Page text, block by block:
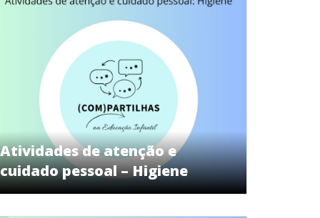
Atividades de atenção e
cuidado pessoal – Higiene